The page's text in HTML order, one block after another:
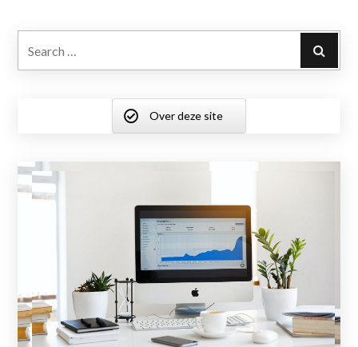
Search
Over deze site